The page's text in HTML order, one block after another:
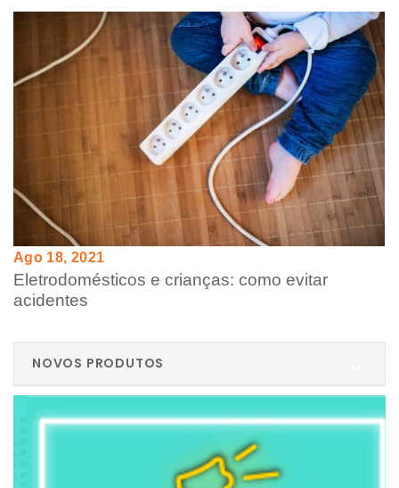
Ago 18, 2021
Eletrodomésticos e crianças: como evitar
acidentes
Jun 23, 2021
Preparado para conhecer o Ar Condicionado
ideal para a sua casa?
NOVOS PRODUTOS